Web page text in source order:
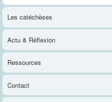
Les catéchèses
Actu & Réflexion
Ressources
Contact